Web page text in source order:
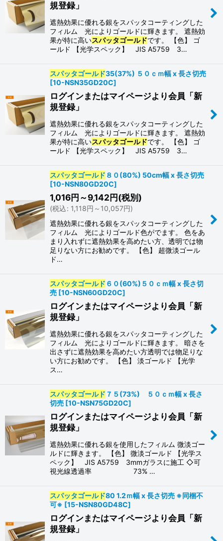
規登録」
遮熱効果に優れる銀をスパッタコーティングした
フィルム 光によりゴールドに輝きます。 遮熱効
果が特に高いスパッタゴールドです。 【色】 ゴ
ールド 【光学スペック】 JIS A5759 3…
スパッタゴールド35(37%) ５０ｃｍ幅 x 長さ切売
[10-NSN35GD20C]
ログインまたはマイページより会員「新
規登録」
遮熱効果に優れる銀をスパッタコーティングした
フィルム 光によりゴールドに輝きます。 遮熱効
果が特に高いスパッタゴールドです。 【色】 ゴ
ールド 【光学スペック】 JIS A5759 3…
スパッタゴールド ８０(80%) 50cm幅 x 長さ切売
[10-NSN80GD20C]
1,016円～9,142円(税別)
(税込: 1,118円 ～10,057円)
遮熱効果に優れる銀をスパッタコーティングした
フィルム 光によりゴールド色がでます。 色をあ
まり入れずに遮熱効果を高めたい方、透明では物
足りない方にお勧めです。 【色】 超微淡ゴール
ド…
スパッタゴールド ６０(60%)５０ｃｍ幅 x 長さ切
売 [10-NSN60GD20C]
ログインまたはマイページより会員「新
規登録」
遮熱効果に優れる銀をスパッタコーティングした
フィルム 光によりゴールドに輝きます。 暗さを
出さずに遮熱効果を高めたい方透明では物足りな
い方にお勧めです。 【色】 淡ゴールド 【光学
ス…
スパッタゴールド ７５(73%) ５０ｃｍ幅 x 長さ
切売 [10-NSN75GD20C]
ログインまたはマイページより会員「新
規登録」
遮熱効果に優れる銀を使用したフィルム 微淡ゴー
ルドに輝きます。 【色】 微淡ゴールド 【光学ス
ペック】 JIS A5759 3mmガラスに施工 ◇可
視光線透過率 73% …
スパッタゴールド80 1.2ｍ幅 x 長さ切売 ※同梱不
可※ [15-NSN80GD48C]
ログインまたはマイページより会員「新
規登録」